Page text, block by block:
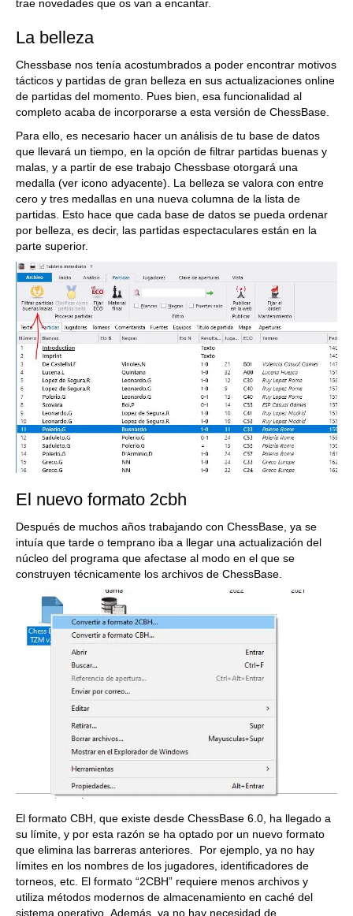
trae novedades que os van a encantar.
La belleza
Chessbase nos tenía acostumbrados a poder encontrar motivos
tácticos y partidas de gran belleza en sus actualizaciones online
de partidas del momento. Pues bien, esa funcionalidad al
completo acaba de incorporarse a esta versión de ChessBase.
Para ello, es necesario hacer un análisis de tu base de datos
que llevará un tiempo, en la opción de filtrar partidas buenas y
malas, y a partir de ese trabajo Chessbase otorgará una
medalla (ver icono adyacente). La belleza se valora con entre
cero y tres medallas en una nueva columna de la lista de
partidas. Esto hace que cada base de datos se pueda ordenar
por belleza, es decir, las partidas espectaculares están en la
parte superior.
El nuevo formato 2cbh
Después de muchos años trabajando con ChessBase, ya se
intuía que tarde o temprano iba a llegar una actualización del
núcleo del programa que afectase al modo en el que se
construyen técnicamente los archivos de ChessBase.
El formato CBH, que existe desde ChessBase 6.0, ha llegado a
su límite, y por esta razón se ha optado por un nuevo formato
que elimina las barreras anteriores. Por ejemplo, ya no hay
límites en los nombres de los jugadores, identificadores de
torneos, etc. El formato “2CBH” requiere menos archivos y
utiliza métodos modernos de almacenamiento en caché del
sistema operativo. Además, ya no hay necesidad de